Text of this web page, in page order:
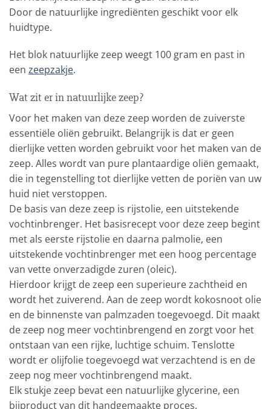
Door de natuurlijke ingrediënten geschikt voor elk
huidtype.
Het blok natuurlijke zeep weegt 100 gram en past in
een zeepzakje.
Wat zit er in natuurlijke zeep?
Voor het maken van deze zeep worden de zuiverste
essentiële oliën gebruikt. Belangrijk is dat er geen
dierlijke vetten worden gebruikt voor het maken van de
zeep. Alles wordt van pure plantaardige oliën gemaakt,
die in tegenstelling tot dierlijke vetten de poriën van uw
huid niet verstoppen.
De basis van deze zeep is rijstolie, een uitstekende
vochtinbrenger. Het basisrecept voor deze zeep begint
met als eerste rijstolie en daarna palmolie, een
uitstekende vochtinbrenger met een hoog percentage
van vette onverzadigde zuren (oleic).
Hierdoor krijgt de zeep een superieure zachtheid en
wordt het zuiverend. Aan de zeep wordt kokosnoot olie
en de binnenste van palmzaden toegevoegd. Dit maakt
de zeep nog meer vochtinbrengend en zorgt voor het
ontstaan van een rijke, luchtige schuim. Tenslotte
wordt er olijfolie toegevoegd wat verzachtend is en de
zeep nog meer vochtinbrengend maakt.
Elk stukje zeep bevat een natuurlijke glycerine, een
bijproduct van dit handgemaakte proces.